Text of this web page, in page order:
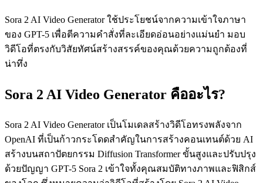
Sora 2 AI Video Generator ใช้ประโยชน์จากความเข้าใจภาษา
ของ GPT-5 เพื่อตีความคำสั่งที่ละเอียดอ่อนอย่างแม่นยำ มอบ
วิดีโอที่ตรงกับวิสัยทัศน์สร้างสรรค์ของคุณด้วยความถูกต้องที่
น่าทึ่ง
Sora 2 AI Video Generator คืออะไร?
Sora 2 AI Video Generator เป็นโมเดลสร้างวิดีโอทรงพลังจาก
OpenAI ที่เป็นก้าวกระโดดสำคัญในการสร้างคอนเทนต์ด้วย AI
สร้างบนสถาปัตยกรรม Diffusion Transformer ขั้นสูงและปรับปรุง
ด้วยปัญญา GPT-5 Sora 2 เข้าใจทั้งคุณสมบัติทางภาพและฟิสิกส์